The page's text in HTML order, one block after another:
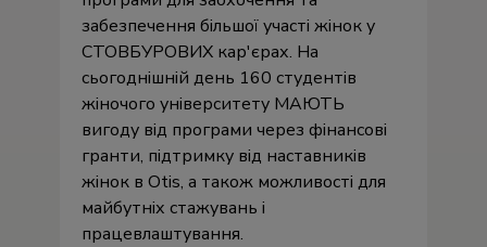
забезпечення більшої участі жінок у
СТОВБУРОВИХ кар'єрах. На
сьогоднішній день 160 студентів
жіночого університету МАЮТЬ
вигоду від програми через фінансові
гранти, підтримку від наставників
жінок в Otis, а також можливості для
майбутніх стажувань і
працевлаштування.